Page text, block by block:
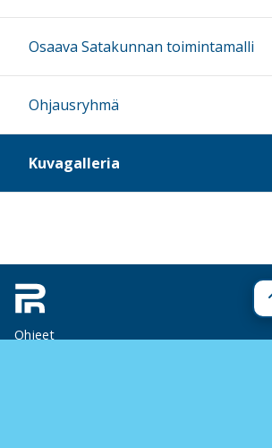
Osaava Satakunnan toimintamalli
Ohjausryhmä
Kuvagalleria
Ohjeet